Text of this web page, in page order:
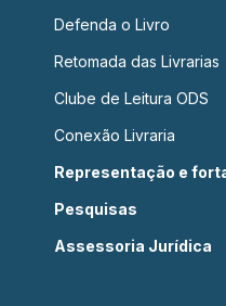
Defenda o Livro
Retomada das Livrarias
Clube de Leitura ODS
Conexão Livraria
Representação e
Pesquisas
Assessoria Jurídica